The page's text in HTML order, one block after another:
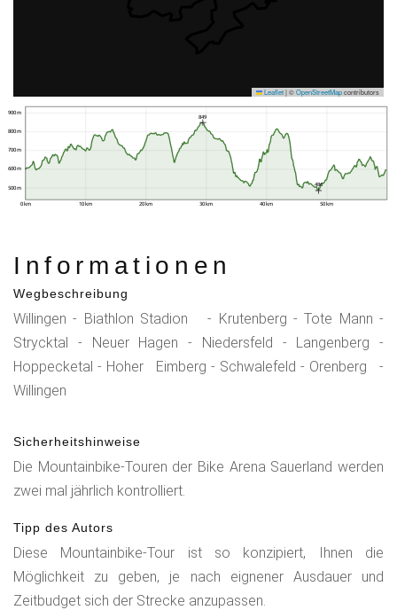
Leaflet|©OpenStreetMapcontributors
0 km 10 km 20 km 30 km 40 km 50 km
500 m
600 m
700 m
800 m
900 m
486
849
Informationen
Wegbeschreibung
Willingen - Biathlon Stadion - Krutenberg - Tote Mann -
Strycktal - Neuer Hagen - Niedersfeld - Langenberg -
Hoppecketal - Hoher Eimberg - Schwalefeld - Orenberg -
Willingen
Sicherheitshinweise
Die Mountainbike-Touren der Bike Arena Sauerland werden
zwei mal jährlich kontrolliert.
Tipp des Autors
Diese Mountainbike-Tour ist so konzipiert, Ihnen die
Möglichkeit zu geben, je nach eignener Ausdauer und
Zeitbudget sich der Strecke anzupassen.